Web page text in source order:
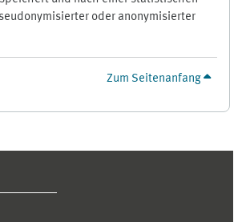
oder anonymisierter
Zum Seitenanfang